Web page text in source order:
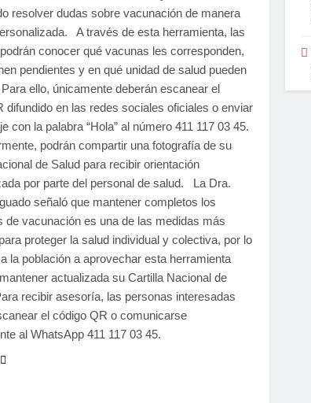
resolver dudas sobre vacunación de manera
A través de esta herramienta, las
conocer qué vacunas les corresponden,
pendientes y en qué unidad de salud pueden
ello, únicamente deberán escanear el
difundido en las redes sociales oficiales o enviar
con la palabra “Hola” al número 411 117 03 45.
podrán compartir una fotografía de su
de Salud para recibir orientación
por parte del personal de salud. La Dra.
señaló que mantener completos los
de vacunación es una de las medidas más
proteger la salud individual y colectiva, por lo
la población a aprovechar esta herramienta
actualizada su Cartilla Nacional de
recibir asesoría, las personas interesadas
el código QR o comunicarse
al WhatsApp 411 117 03 45.